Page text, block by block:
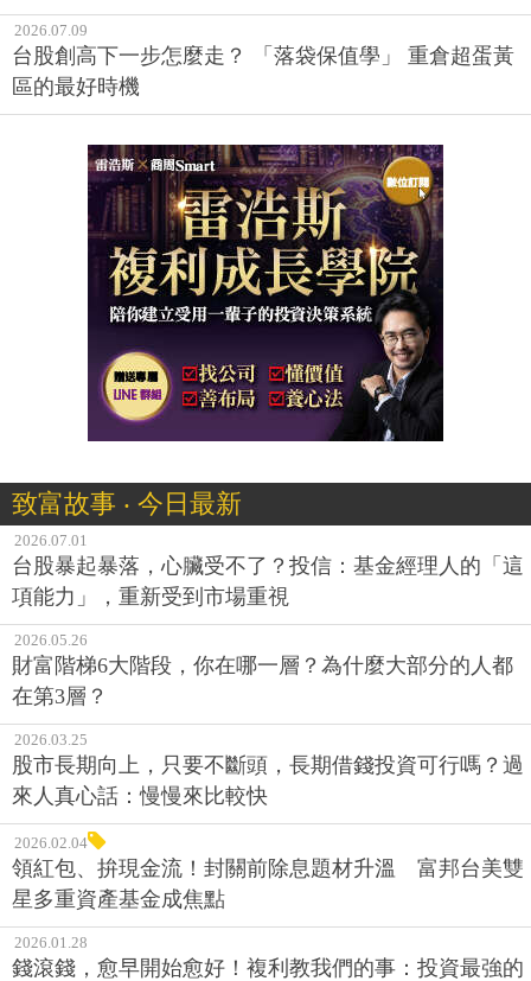
2026.07.09
台股創高下一步怎麼走？ 「落袋保值學」 重倉超蛋黃
區的最好時機
致富故事 ‧ 今日最新
2026.07.01
台股暴起暴落，心臟受不了？投信：基金經理人的「這
項能力」，重新受到市場重視
2026.05.26
財富階梯6大階段，你在哪一層？為什麼大部分的人都
在第3層？
2026.03.25
股市長期向上，只要不斷頭，長期借錢投資可行嗎？過
來人真心話：慢慢來比較快
2026.02.04
領紅包、拚現金流！封關前除息題材升溫 富邦台美雙
星多重資產基金成焦點
2026.01.28
錢滾錢，愈早開始愈好！複利教我們的事：投資最強的